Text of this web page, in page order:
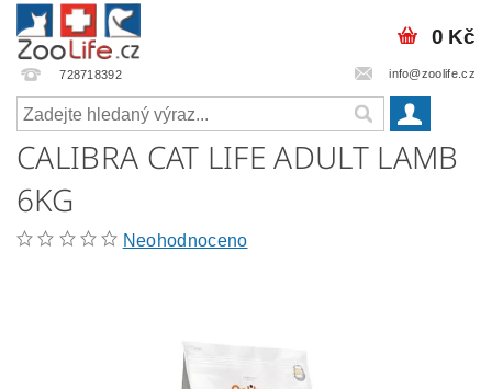
728718392 info@zoolife.cz
0 Kč
CALIBRA CAT LIFE ADULT LAMB
6KG
Neohodnoceno